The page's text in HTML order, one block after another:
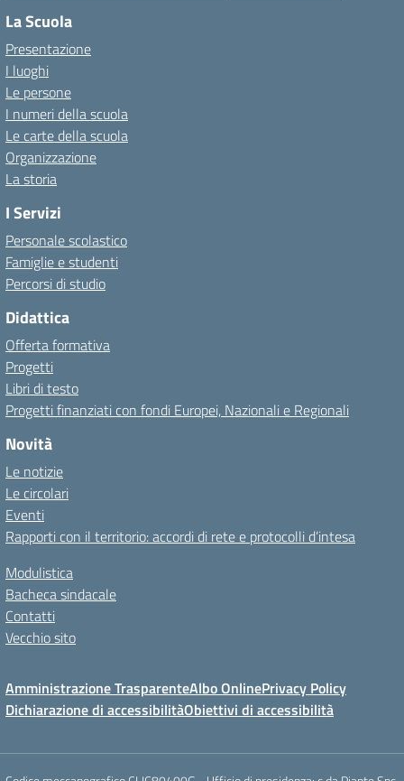
La Scuola
Presentazione
I luoghi
Le persone
I numeri della scuola
Le carte della scuola
Organizzazione
La storia
I Servizi
Personale scolastico
Famiglie e studenti
Percorsi di studio
Didattica
Offerta formativa
Progetti
Libri di testo
Progetti finanziati con fondi Europei, Nazionali e Regionali
Novità
Le notizie
Le circolari
Eventi
Rapporti con il territorio: accordi di rete e protocolli d’intesa
Modulistica
Bacheca sindacale
Contatti
Vecchio sito
Amministrazione TrasparenteAlbo OnlinePrivacy Policy
Dichiarazione di accessibilitàObiettivi di accessibilità